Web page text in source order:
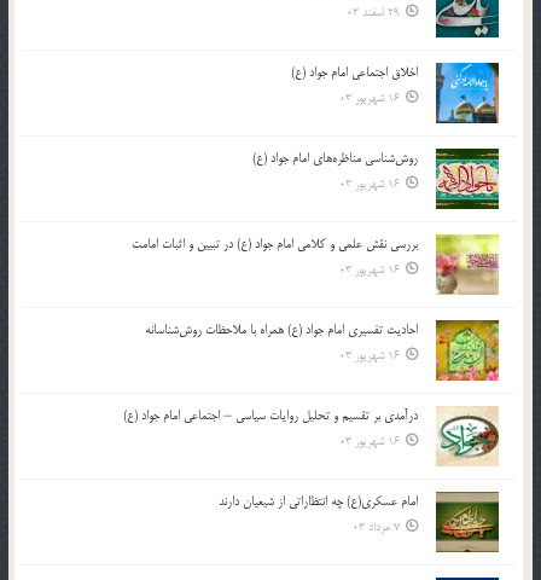
29 اسفند 03
اخلاق اجتماعی امام جواد (ع)
16 شهریور 03
روش‌شناسی مناظره‌های امام جواد (ع)
16 شهریور 03
بررسی نقش علمی و کلامی امام جواد (ع) در تبیین و اثبات امامت
16 شهریور 03
احادیث تفسیری امام جواد (ع) همراه با ملاحظات روش‌شناسانه
16 شهریور 03
درآمدی بر تقسیم و تحلیل روایات سیاسی – اجتماعی امام جواد (ع)
16 شهریور 03
امام عسکری(ع) چه انتظاراتی از شیعیان دارند
7 مرداد 03